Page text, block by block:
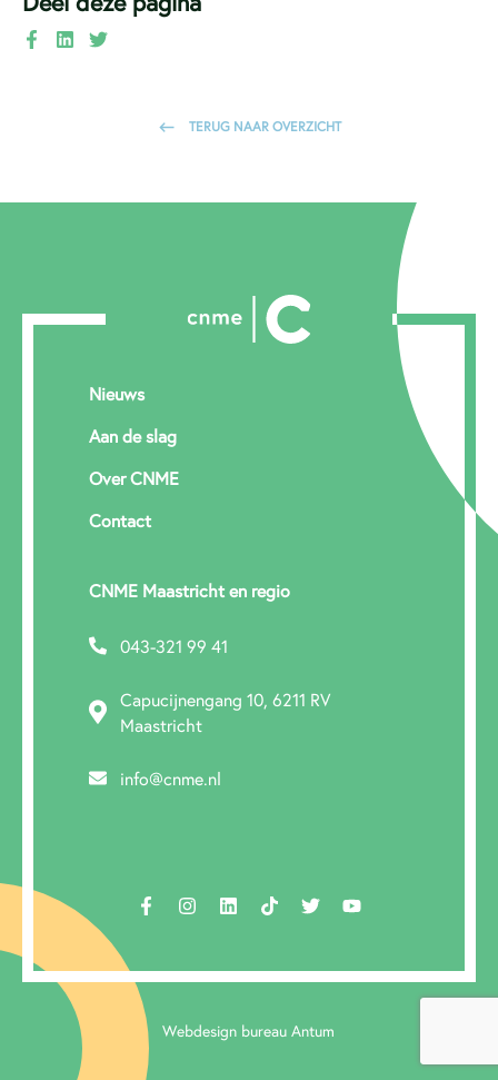
TERUG NAAR OVERZICHT
Nieuws
Aan de slag
Over CNME
Contact
CNME Maastricht en regio
043-321 99 41
Capucijnengang 10, 6211 RV
Maastricht
info@cnme.nl
Webdesign bureau Antum